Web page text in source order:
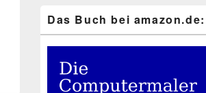
Das Buch bei ama​zon​.de: